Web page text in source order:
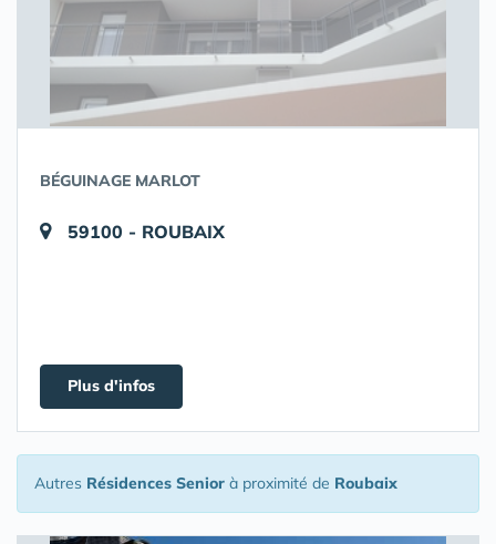
BÉGUINAGE MARLOT
59100 - ROUBAIX
Plus d'infos
Autres Résidences Senior à proximité de Roubaix